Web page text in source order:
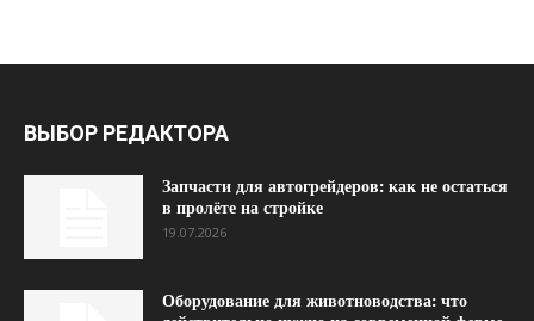
ВЫБОР РЕДАКТОРА
Запчасти для автогрейдеров: как не остаться
в пролёте на стройке
19.07.2026
Оборудование для животноводства: что